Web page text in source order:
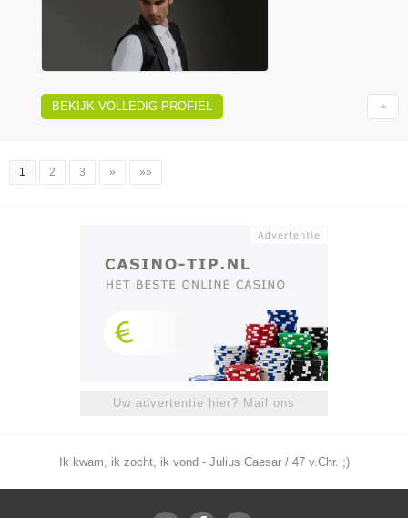
BEKIJK VOLLEDIG PROFIEL
1 2 3 » »»
Uw advertentie hier? Mail ons
Ik kwam, ik zocht, ik vond - Julius Caesar / 47 v.Chr. ;)